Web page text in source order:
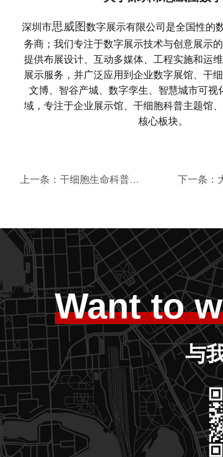
深圳市思威图数字展示有限公司是全国性的
务商；我们专注于数字展示技术与创意展示
提供布展设计、互动多媒体、工程实施和运
展示服务，并广泛应用到企业数字展馆、干
文博、智谷产城、数字孪生、智慧城市可视
域，专注于企业展示馆、干细胞科普主题馆、
核心板块。
上一条：干细胞生命科普馆设计—思威图数字生物医药沉浸式干细胞展厅展馆如何设计出科技感？ 大健康 | 生物医药 | 细胞 | 医疗
Want to
与